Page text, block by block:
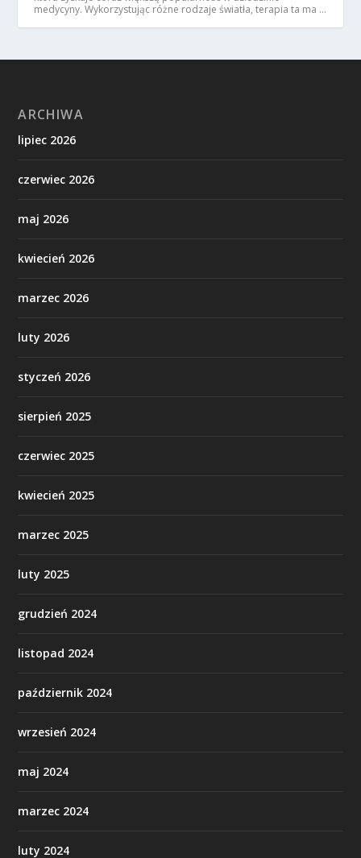
medycyny. Wykorzystując różne rodzaje światła, terapia ta ma …
ARCHIWA
lipiec 2026
czerwiec 2026
maj 2026
kwiecień 2026
marzec 2026
luty 2026
styczeń 2026
sierpień 2025
czerwiec 2025
kwiecień 2025
marzec 2025
luty 2025
grudzień 2024
listopad 2024
październik 2024
wrzesień 2024
maj 2024
marzec 2024
luty 2024